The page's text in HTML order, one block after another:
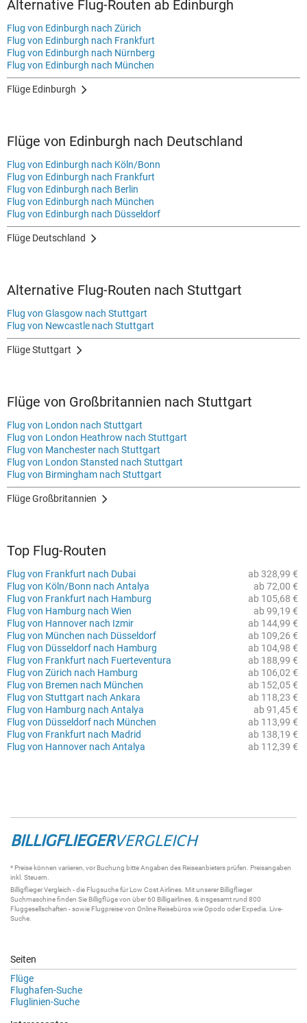
Alternative Flug-Routen ab Edinburgh
Flug von Edinburgh nach Zürich
Flug von Edinburgh nach Frankfurt
Flug von Edinburgh nach Nürnberg
Flug von Edinburgh nach München
Flüge Edinburgh
Flüge von Edinburgh nach Deutschland
Flug von Edinburgh nach Köln/Bonn
Flug von Edinburgh nach Frankfurt
Flug von Edinburgh nach Berlin
Flug von Edinburgh nach München
Flug von Edinburgh nach Düsseldorf
Flüge Deutschland
Alternative Flug-Routen nach Stuttgart
Flug von Glasgow nach Stuttgart
Flug von Newcastle nach Stuttgart
Flüge Stuttgart
Flüge von Großbritannien nach Stuttgart
Flug von London nach Stuttgart
Flug von London Heathrow nach Stuttgart
Flug von Manchester nach Stuttgart
Flug von London Stansted nach Stuttgart
Flug von Birmingham nach Stuttgart
Flüge Großbritannien
Top Flug-Routen
ab 328,99 €
Flug von Frankfurt nach Dubai
ab 72,00 €
Flug von Köln/Bonn nach Antalya
ab 105,68 €
Flug von Frankfurt nach Hamburg
ab 99,19 €
Flug von Hamburg nach Wien
ab 144,99 €
Flug von Hannover nach Izmir
ab 109,26 €
Flug von München nach Düsseldorf
ab 104,98 €
Flug von Düsseldorf nach Hamburg
ab 188,99 €
Flug von Frankfurt nach Fuerteventura
ab 106,02 €
Flug von Zürich nach Hamburg
ab 152,05 €
Flug von Bremen nach München
ab 118,23 €
Flug von Stuttgart nach Ankara
ab 91,45 €
Flug von Hamburg nach Antalya
ab 113,99 €
Flug von Düsseldorf nach München
ab 138,19 €
Flug von Frankfurt nach Madrid
ab 112,39 €
Flug von Hannover nach Antalya
BILLIGFLIEGERVERGLEICH
* Preise können variieren, vor Buchung bitte Angaben des Reiseanbieters prüfen. Preisangaben
inkl. Steuern.
BilligfliegerVergleich - die Flugsuchefür Low Cost Airlines. Mit unsererBilligflieger
Suchmaschinefinden Sie Billigflügevon über 60 Billigairlines . & insgesamt rund 800
Fluggesellschaften - sowie Flugpreise von Online Reisebüros wie Opodo oder Expedia. Live-
Suche
Seiten
Flüge
Flughafen-Suche
Fluglinien-Suche